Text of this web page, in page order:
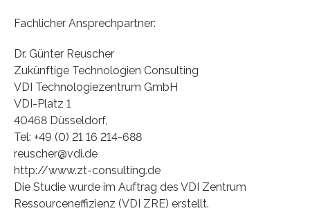
Fachlicher Ansprechpartner:
Dr. Günter Reuscher
Zukünftige Technologien Consulting
VDI Technologiezentrum GmbH
VDI-Platz 1
40468 Düsseldorf,
Tel: +49 (0) 21 16 214-688
reuscher@vdi.de
http://www.zt-consulting.de
Die Studie wurde im Auftrag des VDI Zentrum
Ressourceneffizienz (VDI ZRE) erstellt.